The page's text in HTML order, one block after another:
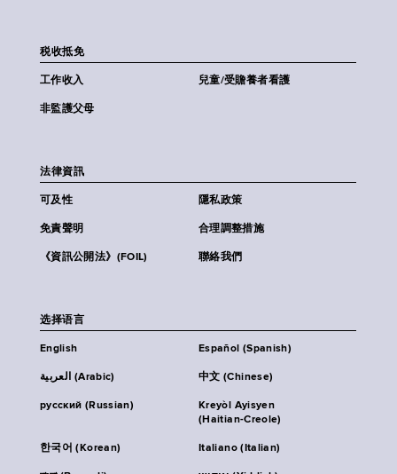
税收抵免
工作收入 兒童/受贍養者看護
非監護父母
法律資訊
可及性 隱私政策
免責聲明 合理調整措施
《資訊公開法》(FOIL) 聯絡我們
选择语言
English Español (Spanish)
العربية (Arabic) 中文 (Chinese)
русский (Russian)
Kreyòl Ayisyen
(Haitian-Creole)
한국어 (Korean) Italiano (Italian)